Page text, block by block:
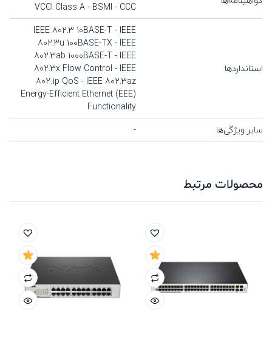
VCCI Class A - BSMI - CCC
استانداردها
IEEE 802.3 10BASE-T - IEEE
802.3u 100BASE-TX - IEEE
802.3ab 1000BASE-T - IEEE
802.3x Flow Control - IEEE
802.1p QoS - IEEE 802.3az
Energy-Efficient Ethernet (EEE)
Functionality
سایر ویژگی‌ها
-
محصولات مرتبط